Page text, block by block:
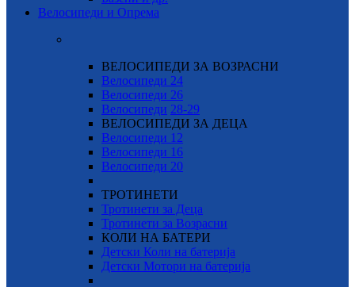
Велосипеди и Опрема
ВЕЛОСИПЕДИ ЗА ВОЗРАСНИ
Велосипеди 24
Велосипеди 26
Велосипеди 28-29
ВЕЛОСИПЕДИ ЗА ДЕЦА
Велосипеди 12
Велосипеди 16
Велосипеди 20
ТРОТИНЕТИ
Тротинети за Деца
Тротинети за Возрасни
КОЛИ НА БАТЕРИ
Детски Коли на батерија
Детски Мотори на батерија